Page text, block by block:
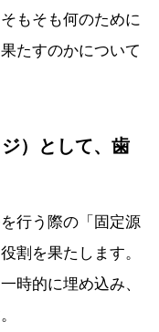
もそも何のために
たすのかについて
）として、歯
行う際の「固定源
割を果たします。
時的に埋め込み、